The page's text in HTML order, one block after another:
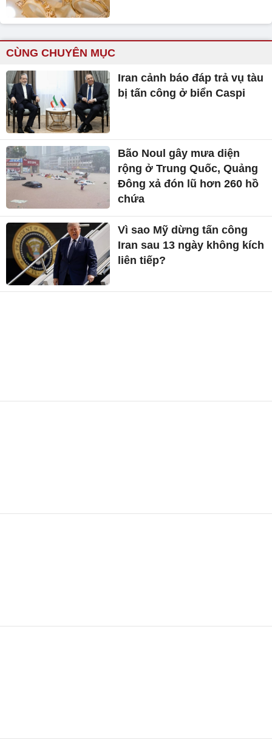
CÙNG CHUYÊN MỤC
Iran cảnh báo đáp trả vụ tàu
bị tấn công ở biển Caspi
Bão Noul gây mưa diện
rộng ở Trung Quốc, Quảng
Đông xả đón lũ hơn 260 hồ
chứa
Vì sao Mỹ dừng tấn công
Iran sau 13 ngày không kích
liên tiếp?